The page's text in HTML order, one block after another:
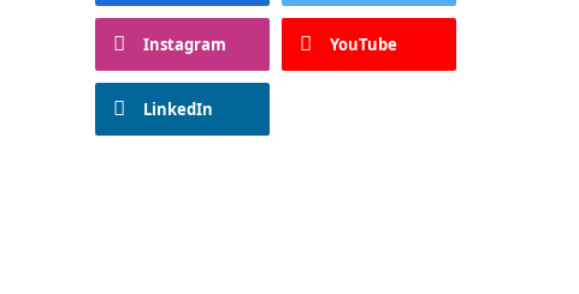
Instagram YouTube
LinkedIn